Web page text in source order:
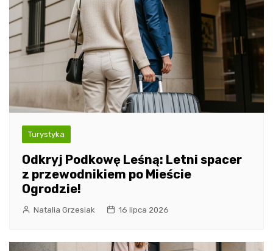
Turystyka
Odkryj Podkowę Leśną: Letni spacer
z przewodnikiem po Mieście
Ogrodzie!
Natalia Grzesiak 16 lipca 2026